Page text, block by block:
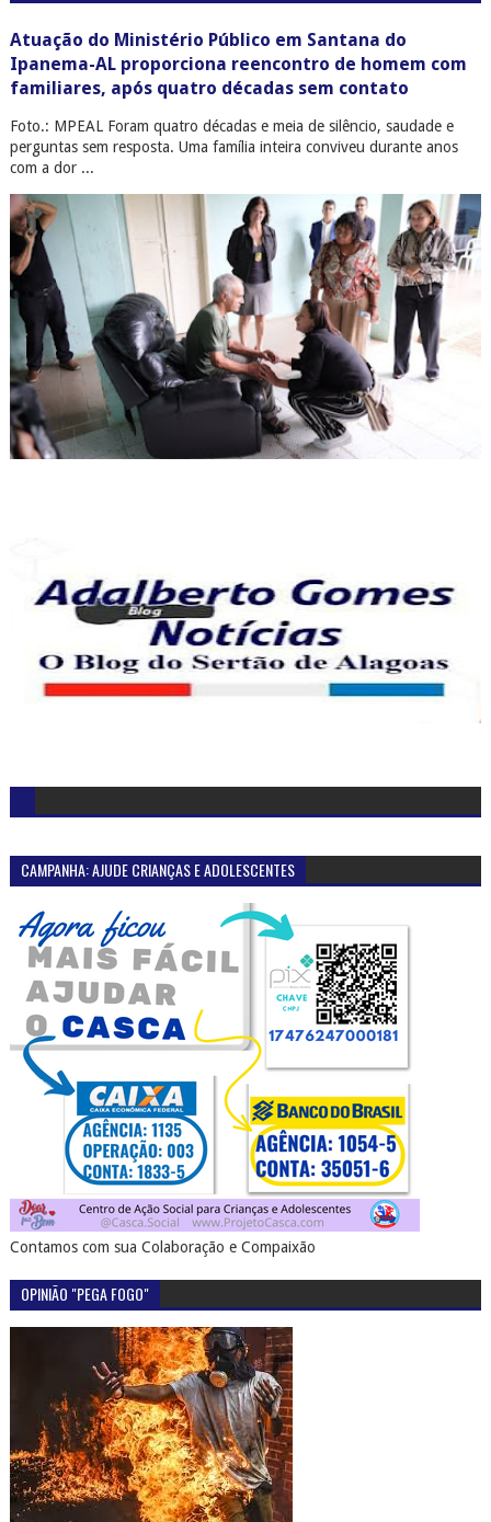
Atuação do Ministério Público em Santana do
Ipanema-AL proporciona reencontro de homem com
familiares, após quatro décadas sem contato
Foto.: MPEAL Foram quatro décadas e meia de silêncio, saudade e
perguntas sem resposta. Uma família inteira conviveu durante anos
com a dor ...
CAMPANHA: AJUDE CRIANÇAS E ADOLESCENTES
Contamos com sua Colaboração e Compaixão
OPINIÃO "PEGA FOGO"